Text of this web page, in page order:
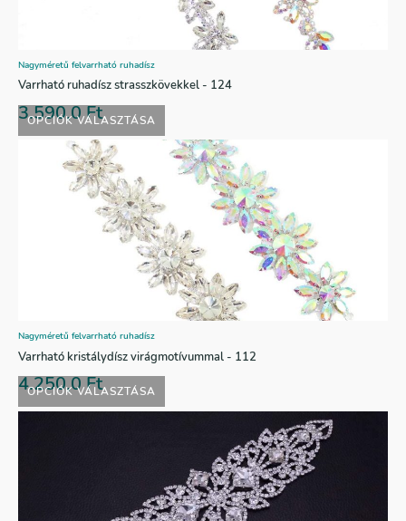
OPCIÓK VÁLASZTÁSA
Nagyméretű felvarrható ruhadísz
Varrható ruhadísz strasszkövekkel - 124
3.590,0Ft
OPCIÓK VÁLASZTÁSA
Nagyméretű felvarrható ruhadísz
Varrható kristálydísz virágmotívummal - 112
4.250,0Ft